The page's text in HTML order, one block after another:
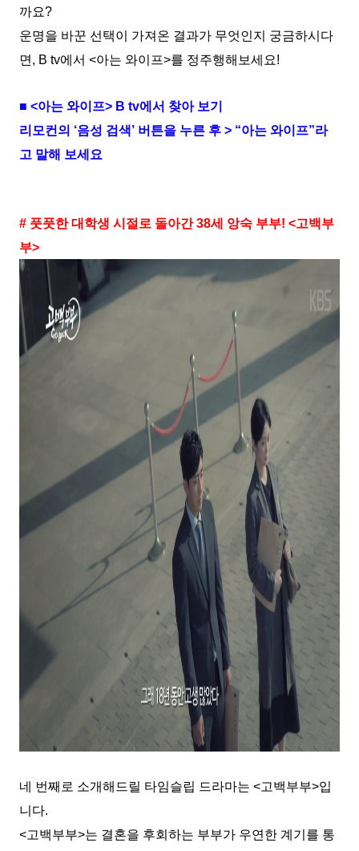
까요?
운명을 바꾼 선택이 가져온 결과가 무엇인지 궁금하시다
면, B tv에서 <아는 와이프>를 정주행해보세요!
■ <아는 와이프> B tv에서 찾아 보기
리모컨의 ‘음성 검색’ 버튼을 누른 후 > “아는 와이프”라
고 말해 보세요
# 풋풋한 대학생 시절로 돌아간 38세 앙숙 부부! <고백부
부>
네 번째로 소개해드릴 타임슬립 드라마는 <고백부부>입
니다.
<고백부부>는 결혼을 후회하는 부부가 우연한 계기를 통